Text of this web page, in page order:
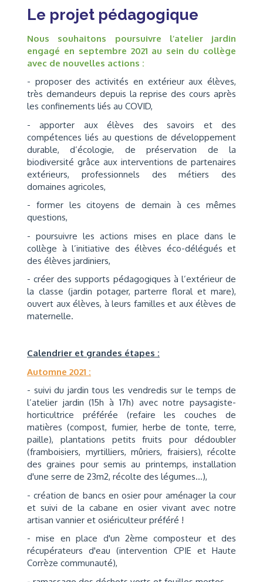
Le projet pédagogique
Nous souhaitons poursuivre l’atelier jardin
engagé en septembre 2021 au sein du collège
avec de nouvelles actions :
- proposer des activités en extérieur aux élèves,
très demandeurs depuis la reprise des cours après
les confinements liés au COVID,
- apporter aux élèves des savoirs et des
compétences liés au questions de développement
durable, d’écologie, de préservation de la
biodiversité grâce aux interventions de partenaires
extérieurs, professionnels des métiers des
domaines agricoles,
- former les citoyens de demain à ces mêmes
questions,
- poursuivre les actions mises en place dans le
collège à l’initiative des élèves éco-délégués et
des élèves jardiniers,
- créer des supports pédagogiques à l’extérieur de
la classe (jardin potager, parterre floral et mare),
ouvert aux élèves, à leurs familles et aux élèves de
maternelle.
Calendrier et grandes étapes :
Automne 2021 :
- suivi du jardin tous les vendredis sur le temps de
l’atelier jardin (15h à 17h) avec notre paysagiste-
horticultrice préférée (refaire les couches de
matières (compost, fumier, herbe de tonte, terre,
paille), plantations petits fruits pour dédoubler
(framboisiers, myrtilliers, mûriers, fraisiers), récolte
des graines pour semis au printemps, installation
d'une serre de 23m2, récolte des légumes...),
- création de bancs en osier pour aménager la cour
et suivi de la cabane en osier vivant avec notre
artisan vannier et osiériculteur préféré !
- mise en place d'un 2ème composteur et des
récupérateurs d'eau (intervention CPIE et Haute
Corrèze communauté),